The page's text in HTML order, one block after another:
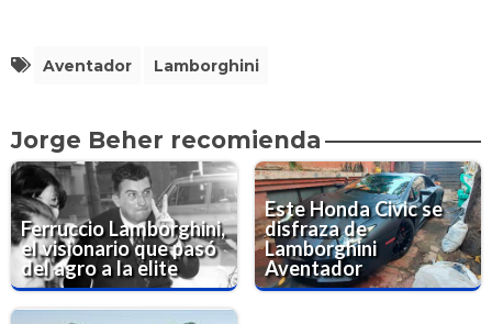
Aventador Lamborghini
Jorge Beher recomienda
Ferruccio Lamborghini,
el visionario que pasó
del agro a la elite
Este Honda Civic se
disfraza de
Lamborghini
Aventador